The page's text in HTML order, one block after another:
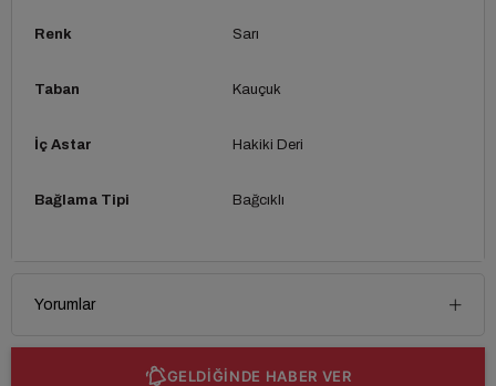
Renk Sarı
Taban Kauçuk
İç Astar Hakiki Deri
Bağlama Tipi Bağcıklı
Yorumlar
GELDİĞİNDE HABER VER